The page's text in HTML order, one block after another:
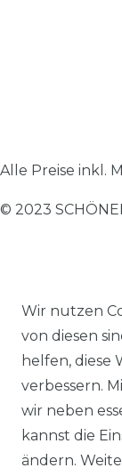
Wir nutzen
von diesen
helfen, diese
verbessern.
wir neben
kannst die
ändern.
Alle Preise inkl.
© 2023
Impressum